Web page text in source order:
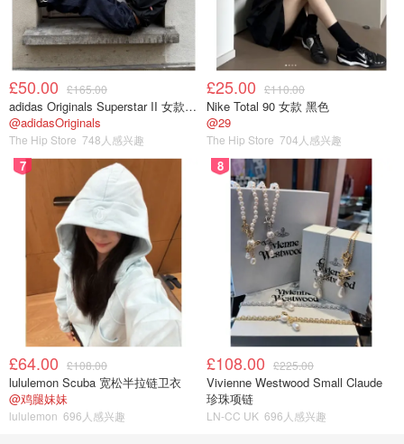
£50.00 £165.00
adidas Originals Superstar II 女款串珠休闲鞋 黑色
@adidasOriginals
The Hip Store 748人感兴趣
£25.00 £110.00
Nike Total 90 女款 黑色
@29
The Hip Store 704人感兴趣
7
£64.00 £108.00
lululemon Scuba 宽松半拉链卫衣
@鸡腿妹妹
lululemon 696人感兴趣
8
£108.00 £225.00
Vivienne Westwood Small Claude
珍珠项链
LN-CC UK 696人感兴趣